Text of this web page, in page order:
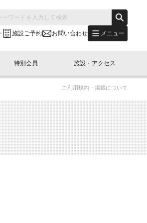
施設ご予約 お問い合わせ メニュー
別会員開催
展・参加
"LINK-BioBAY TOKYO"？
(News Letter)
コラム
ュース・事業紹介
ベント
LINK-J WEST
容
本橋エリアについて
特別会員
し込み
施設・アクセス
予約
ご利用規約・掲載について